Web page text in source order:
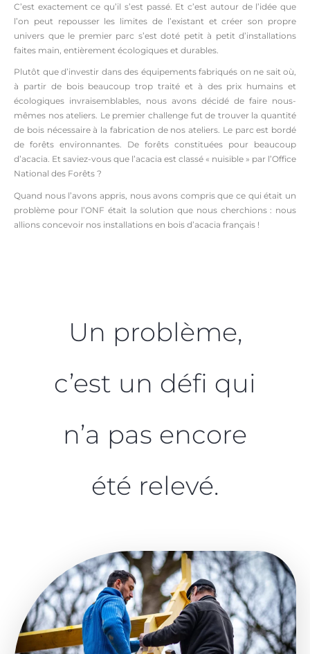
C’est exactement ce qu’il s’est passé. Et c’est autour de l’idée que
l’on peut repousser les limites de l’existant et créer son propre
univers que le premier parc s’est doté petit à petit d’installations
faites main, entièrement écologiques et durables.
Plutôt que d’investir dans des équipements fabriqués on ne sait où,
à partir de bois beaucoup trop traité et à des prix humains et
écologiques invraisemblables, nous avons décidé de faire nous-
mêmes nos ateliers. Le premier challenge fut de trouver la quantité
de bois nécessaire à la fabrication de nos ateliers. Le parc est bordé
de forêts environnantes. De forêts constituées pour beaucoup
d’acacia. Et saviez-vous que l’acacia est classé « nuisible » par l’Office
National des Forêts ?
Quand nous l’avons appris, nous avons compris que ce qui était un
problème pour l’ONF était la solution que nous cherchions : nous
allions concevoir nos installations en bois d’acacia français !
Un problème,
c’est un défi qui
n’a pas encore
été relevé.